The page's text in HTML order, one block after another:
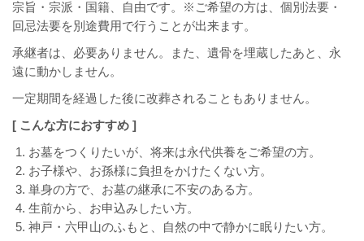
宗旨・宗派・国籍、自由です。※ご希望の方は、個別法要・
回忌法要を別途費用で行うことが出来ます。
承継者は、必要ありません。また、遺骨を埋蔵したあと、永
遠に動かしません。
一定期間を経過した後に改葬されることもありません。
[ こんな方におすすめ ]
お墓をつくりたいが、将来は永代供養をご希望の方。
お子様や、お孫様に負担をかけたくない方。
単身の方で、お墓の継承に不安のある方。
生前から、お申込みしたい方。
神戸・六甲山のふもと、自然の中で静かに眠りたい方。